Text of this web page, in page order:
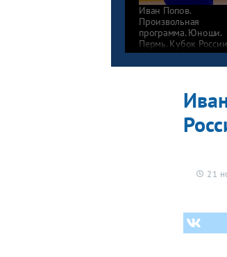
Иван Попов.
Произвольная
программа. Юноши.
Пермь. Кубок России
по фигурному
2021/22
21